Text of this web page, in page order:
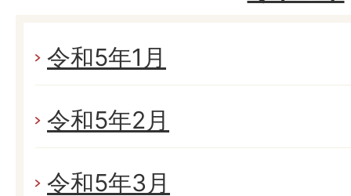
令和5年1月
令和5年2月
令和5年3月